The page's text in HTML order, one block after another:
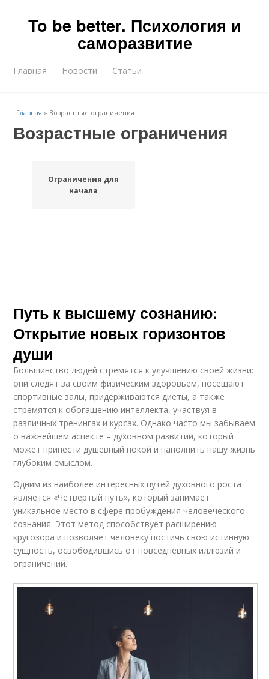
To be better. Психология и
саморазвитие
Главная Новости Статьи
Главная » Возрастные ограничения
Возрастные ограничения
Ограничения для
начала
Путь к высшему сознанию:
Открытие новых горизонтов
души
Большинство людей стремятся к улучшению своей жизни:
они следят за своим физическим здоровьем, посещают
спортивные залы, придерживаются диеты, а также
стремятся к обогащению интеллекта, участвуя в
различных тренингах и курсах. Однако часто мы забываем
о важнейшем аспекте – духовном развитии, который
может принести душевный покой и наполнить нашу жизнь
глубоким смыслом.
Одним из наиболее интересных путей духовного роста
является «Четвертый путь», который занимает
уникальное место в сфере пробуждения человеческого
сознания. Этот метод способствует расширению
кругозора и позволяет человеку постичь свою истинную
сущность, освободившись от повседневных иллюзий и
ограничений.